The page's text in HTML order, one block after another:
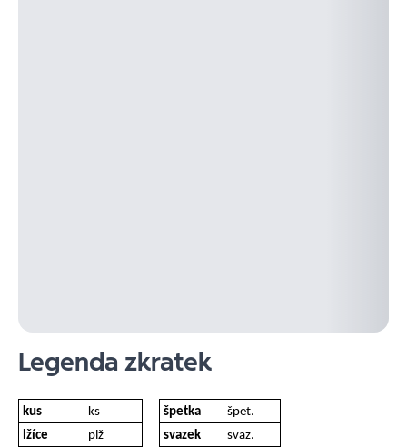
Legenda zkratek
kus ks špetka
špet.
lžíce
plž svazek
svaz.